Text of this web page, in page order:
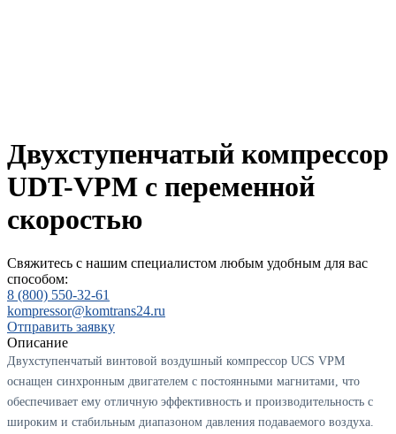
Двухступенчатый компрессор
UDT-VPM с переменной
скоростью
Свяжитесь с нашим специалистом любым удобным для вас
способом:
8 (800) 550-32-61
kompressor@komtrans24.ru
Отправить заявку
Описание
Двухступенчатый винтовой воздушный компрессор UCS VPM
оснащен синхронным двигателем с постоянными магнитами, что
обеспечивает ему отличную эффективность и производительность с
широким и стабильным диапазоном давления подаваемого воздуха.